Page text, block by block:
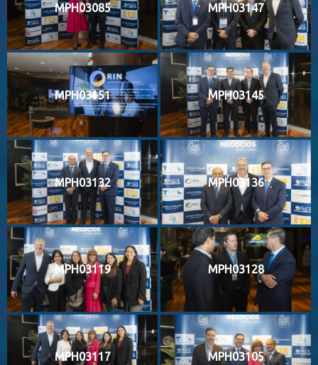
MPH03085 MPH03147
MPH03151 MPH03145
MPH03132 MPH03136
MPH03119 MPH03128
MPH03117 MPH03105